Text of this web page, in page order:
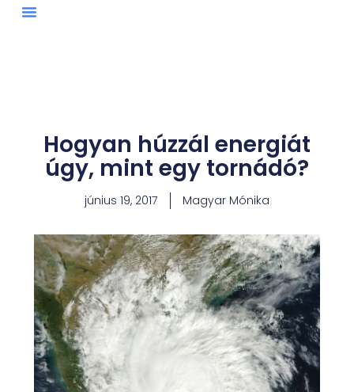
Hogyan húzzál energiát
úgy, mint egy tornádó?
június 19, 2017 Magyar Mónika